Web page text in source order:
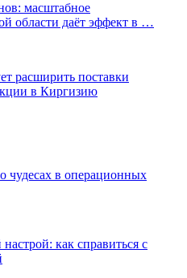
масштабное
области даёт эффект в …
расширить поставки
в Киргизию
чудесах в операционных
как справиться с